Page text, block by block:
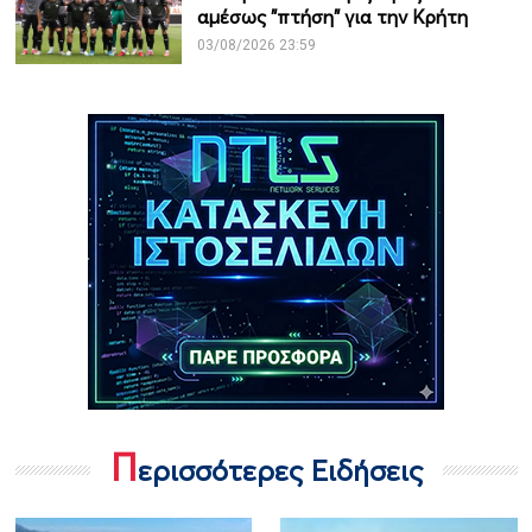
αμέσως "πτήση" για την Κρήτη
03/08/2026 23:59
Περισσότερες Ειδήσεις